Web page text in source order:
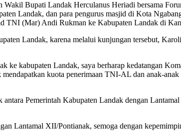
Bupati Landak Herculanus Heriadi bersama
Landak, dan para pengurus masjid di Kota
TNI (Mar) Andi Rukman ke Kabupaten Landak di
Landak, karena melalui kunjungan tersebut,
ke kabupaten Landak, saya berharap kedatangan
kuota penerimaan TNI-AL dan anak-
Pemerintah Kabupaten Landak dengan
Lantamal XII/Pontianak, semoga dengan